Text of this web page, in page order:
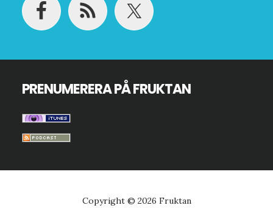
PRENUMERERA PÅ FRUKTAN
Copyright © 2026 Fruktan